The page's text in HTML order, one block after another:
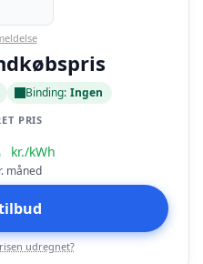
Binding: Ingen
PRIS
kr./kWh
måned
udregnet?